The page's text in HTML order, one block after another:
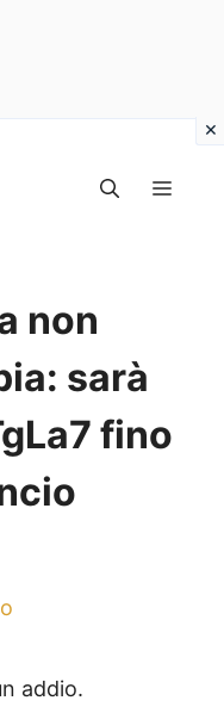
non
sarà
fino
addio.